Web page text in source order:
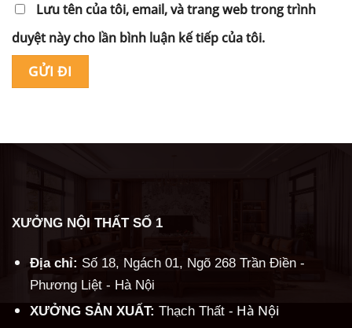
Lưu tên của tôi, email, và trang web trong trình
duyệt này cho lần bình luận kế tiếp của tôi.
XƯỞNG NỘI THẤT SỐ 1
Địa chỉ: Số 18, Ngách 01, Ngõ 268 Trần Điền -
Phương Liệt - Hà Nội
XƯỞNG SẢN XUẤT: Thạch Thất - Hà Nội